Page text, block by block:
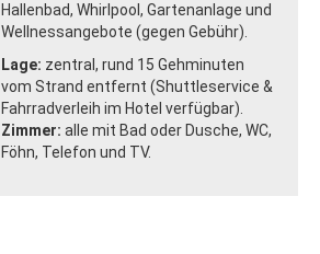
Hallenbad, Whirlpool, Gartenanlage und
Wellnessangebote (gegen Gebühr).
Lage: zentral, rund 15 Gehminuten
vom Strand entfernt (Shuttleservice &
Fahrradverleih im Hotel verfügbar).
Zimmer: alle mit Bad oder Dusche, WC,
Föhn, Telefon und TV.